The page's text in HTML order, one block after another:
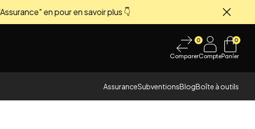
en pour en savoir plus 👇
0
ComparerCompte
0
Panier
AssuranceSubventionsBlogBoîte à outils